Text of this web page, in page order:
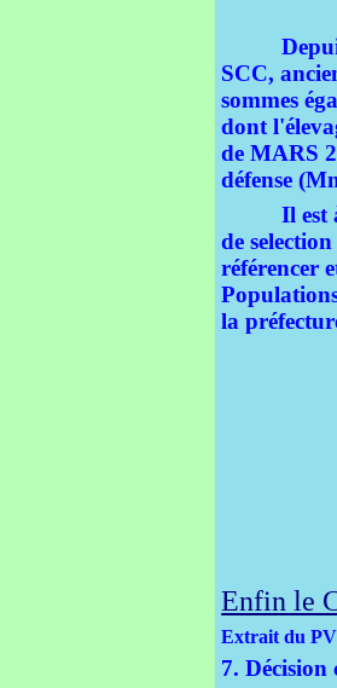
SCC,
sommes
dont
de MARS
défense
Il est à
de
référencer
la
Enfin le
Extrait du PV
7.